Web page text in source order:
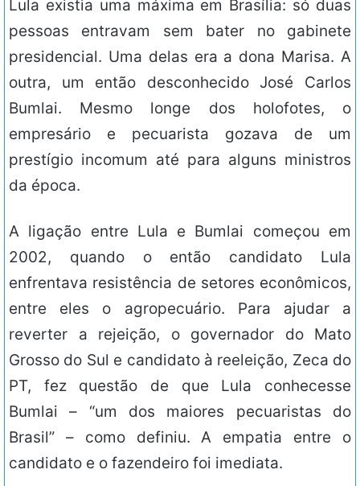
Lula existia uma máxima em Brasília: só duas
pessoas entravam sem bater no gabinete
presidencial. Uma delas era a dona Marisa. A
outra, um então desconhecido José Carlos
Bumlai. Mesmo longe dos holofotes, o
empresário e pecuarista gozava de um
prestígio incomum até para alguns ministros
da época.
A ligação entre Lula e Bumlai começou em
2002, quando o então candidato Lula
enfrentava resistência de setores econômicos,
entre eles o agropecuário. Para ajudar a
reverter a rejeição, o governador do Mato
Grosso do Sul e candidato à reeleição, Zeca do
PT, fez questão de que Lula conhecesse
Bumlai – “um dos maiores pecuaristas do
Brasil” – como definiu. A empatia entre o
candidato e o fazendeiro foi imediata.